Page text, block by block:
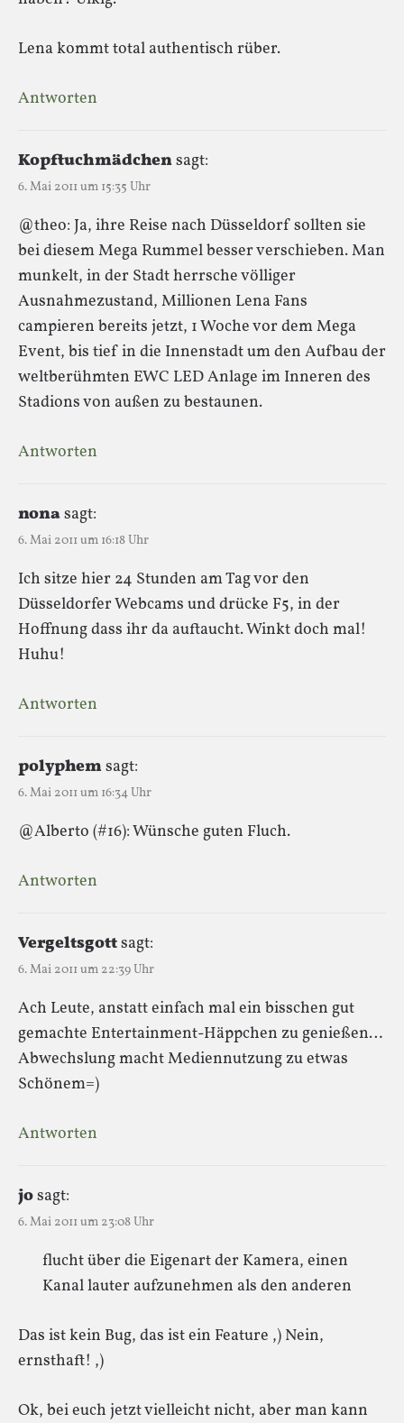
Lena kommt total authentisch rüber.
Antworten
Kopftuchmädchensagt:
6. Mai 2011 um 15:35 Uhr
@theo: Ja, ihre Reise nach Düsseldorf sollten sie
bei diesem Mega Rummel besser verschieben. Man
munkelt, in der Stadt herrsche völliger
Ausnahmezustand, Millionen Lena Fans
campieren bereits jetzt, 1 Woche vor dem Mega
Event, bis tief in die Innenstadt um den Aufbau der
weltberühmten EWC LED Anlage im Inneren des
Stadions von außen zu bestaunen.
Antworten
nonasagt:
6. Mai 2011 um 16:18 Uhr
Ich sitze hier 24 Stunden am Tag vor den
Düsseldorfer Webcams und drücke F5, in der
Hoffnung dass ihr da auftaucht. Winkt doch mal!
Huhu!
Antworten
polyphemsagt:
6. Mai 2011 um 16:34 Uhr
@Alberto (#16): Wünsche guten Fluch.
Antworten
Vergeltsgottsagt:
6. Mai 2011 um 22:39 Uhr
Ach Leute, anstatt einfach mal ein bisschen gut
gemachte Entertainment-Häppchen zu genießen…
Abwechslung macht Mediennutzung zu etwas
Schönem=)
Antworten
josagt:
6. Mai 2011 um 23:08 Uhr
flucht über die Eigenart der Kamera, einen
Kanal lauter aufzunehmen als den anderen
Das ist kein Bug, das ist ein Feature ,) Nein,
ernsthaft! ,)
Ok, bei euch jetzt vielleicht nicht, aber man kann